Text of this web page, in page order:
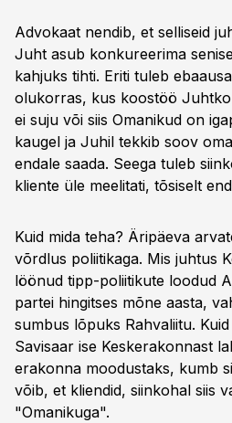
Advokaat nendib, et selliseid
Juht asub konkureerima
kahjuks tihti. Eriti tuleb
olukorras, kus koostöö
ei suju või siis Omanikud on
kaugel ja Juhil tekkib soov
endale saada. Seega tuleb
kliente üle meelitati, tõsiselt
Kuid mida teha? Äripäeva
võrdlus poliitikaga. Mis juhtus
löönud tipp-poliitikute loodud
partei hingitses mõne aasta,
sumbus lõpuks Rahvaliitu.
Savisaar ise Keskerakonnast
erakonna moodustaks, kumb
võib, et kliendid, siinkohal siis
"Omanikuga".